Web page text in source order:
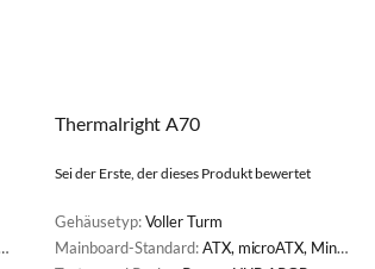
Thermalright A70
Sei der Erste, der dieses Produkt bewertet
Gehäusetyp:Voller Turm
Mainboard-Standard:ATX, microATX, Mini-ITX